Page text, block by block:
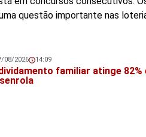
questão importante nas
também!
08/2026 14:09
familiar atinge 82%